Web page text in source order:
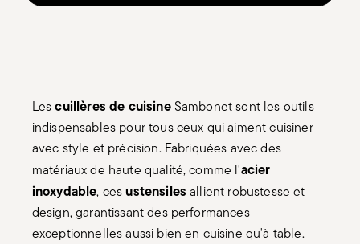
Lescuillères de cuisineSambonet sont les outils
indispensables pour tous ceux qui aiment cuisiner
avec style et précision. Fabriquées avec des
matériaux de haute qualité, comme l'acier
inoxydable, cesustensilesallient robustesse et
design, garantissant des performances
exceptionnelles aussi bien en cuisine qu'à table.